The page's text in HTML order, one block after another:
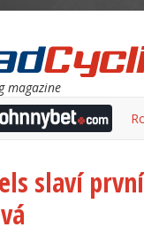
magazine
slaví